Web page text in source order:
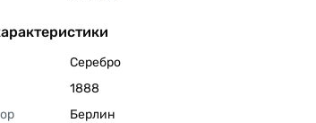
Серебро
1888
Берлин